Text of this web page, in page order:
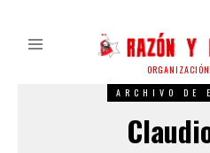
ARCHIVO DE